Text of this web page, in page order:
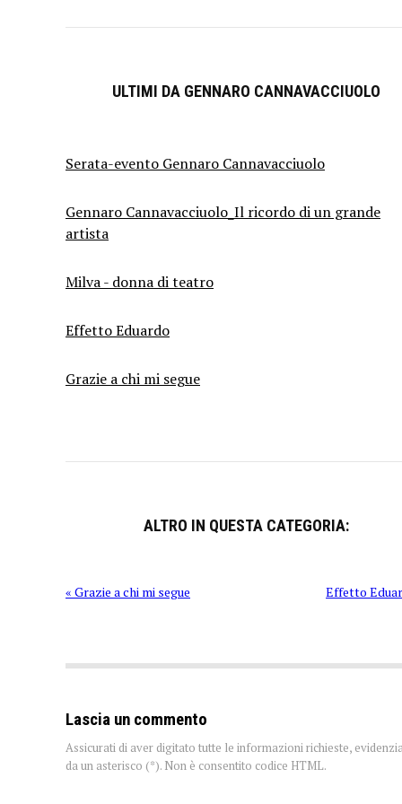
ULTIMI DA GENNARO CANNAVACCIUOLO
Serata-evento Gennaro Cannavacciuolo
Gennaro Cannavacciuolo_Il ricordo di un grande
artista
Milva - donna di teatro
Effetto Eduardo
Grazie a chi mi segue
ALTRO IN QUESTA CATEGORIA:
« Grazie a chi mi segue Effetto
Lascia un commento
Assicurati di aver digitato tutte le informazioni richieste,
da un asterisco (*). Non è consentito codice HTML.